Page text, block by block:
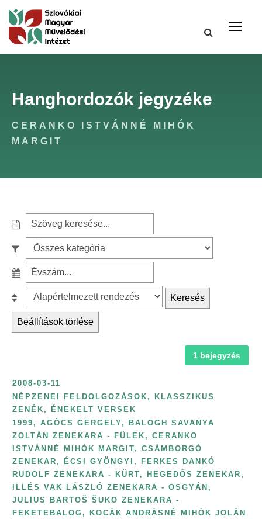
Hanghordozók jegyzéke
CERANKO ISTVÁNNÉ MIHÓK
MARGIT
e
c
f
o
z
é
s
e
g
ó
r
i
a
s
z
e
z
é
v
s
z
á
m
s
z
e
r
e
s
l
á
s
:
Keresés
Beállítások törlése
1 bejegyzés
2008-03-11
NÉPZENEI FELDOLGOZÁSOK, KLASSZIKUS
ZENÉK, ÉNEKELT VERSEK
1999 , AGÓCS GERGELY, BALOGH SAVANYA
ZOLTÁN ZENEKARA - FÜLEK , CERANKO
ISTVÁNNÉ MIHÓK MARGIT, CSÁMBORGÓ
ZENEKAR , ÉCSI GYÖNGYI , FERKES DANKÓ
RUDOLF ZENEKARA - KÜRT, HEGEDŐS ZENEKAR ,
ILLÉS VAK LÁSZLÓ ZENEKARA - OSGYÁN ,
JULIUS BARTOŠ ŠUKO ZENEKARA -
FEKETEBALOG , KOCÁK ANDRÁSNÉ MIHÓK JOLÁN